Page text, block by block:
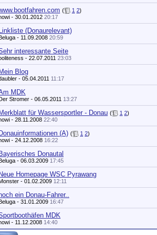
( 1 2)
- 30.01.2012 20:17
Linkliste (Donaurelevant)
- 11.09.2008 20:59
interessante Seite
- 22.07.2011 23:03
Mein Blog
- 05.04.2011 11:17
MDK
Stromer - 06.05.2011 13:27
Merkblatt für Wassersportler - Donau ( 1 2)
- 28.11.2008 22:40
Donauinformationen (A) ( 1 2)
- 24.12.2008 16:22
Bayerisches Donautal
- 06.03.2009 17:45
Neue Homepage WSC Pyrawang
- 01.02.2009 12:11
ein Donau-Fahrer..
- 31.01.2009 16:47
MDK
- 11.12.2008 14:40